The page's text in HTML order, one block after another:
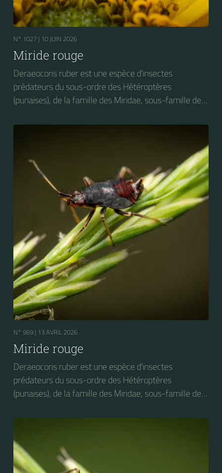
N° 1027 | 10 JUIN 2026
Miride rouge
Deraeocoris ruber est une espèce d'insectes
prédateurs du sous-ordre des Hétéroptères
(punaises), de la famille des Miridae, sous-famille des
Deraeocoris. On peut trouver cet insecte sur des
larves de Craesus septentrionalis (la Thentrède du
bouleau et de l’aulne).
N° 969 | 13 AVRIL 2026
Miride rouge
Deraeocoris ruber est une espèce d'insectes
prédateurs du sous-ordre des Hétéroptères
(punaises), de la famille des Miridae, sous-famille des
Deraeocoris. On peut trouver cet insecte sur des
larves de Craesus septentrionalis (la Thentrède du
bouleau et de l’aulne).